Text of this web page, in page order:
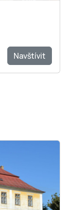
Navštívit